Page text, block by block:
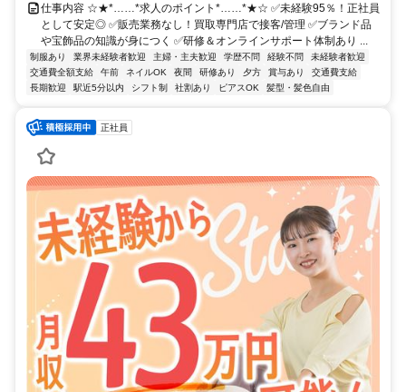
仕事内容 ☆★*……*求人のポイント*……*★☆ ✅未経験95％！正社員
として安定◎ ✅販売業務なし！買取専門店で接客/管理 ✅ブランド品
や宝飾品の知識が身につく ✅研修＆オンラインサポート体制あり ...
制服あり 業界未経験者歓迎 主婦・主夫歓迎 学歴不問 経験不問
未経験者歓迎
交通費全額支給
午前 ネイルOK 夜間 研修あり 夕方 賞与あり
交通費支給
長期歓迎
駅近5分以内 シフト制 社割あり ピアスOK 髪型・髪色自由
正社員